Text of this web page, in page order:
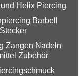
Helix Piercing
Barbell
Zangen Nadeln
Zubehör